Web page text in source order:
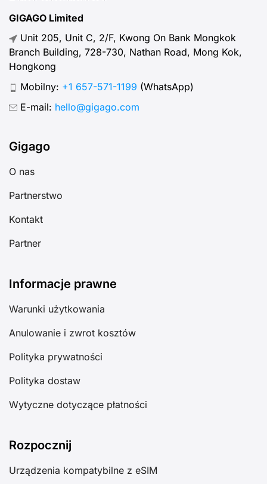
GIGAGO Limited
Unit 205, Unit C, 2/F, Kwong On Bank Mongkok
Branch Building, 728-730, Nathan Road, Mong Kok,
Hongkong
Mobilny: +1 657-571-1199 (WhatsApp)
E-mail: hello@gigago.com
Gigago
O nas
Partnerstwo
Kontakt
Partner
Informacje prawne
Warunki użytkowania
Anulowanie i zwrot kosztów
Polityka prywatności
Polityka dostaw
Wytyczne dotyczące płatności
Rozpocznij
Urządzenia kompatybilne z eSIM